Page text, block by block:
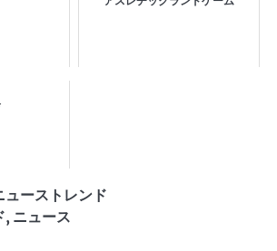
ューストレンド
, ニュース